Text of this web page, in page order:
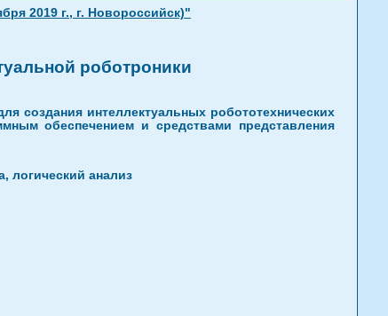
2019 г., г. Новороссийск)"
роботроники
создания интеллектуальных робототехнических
обеспечением и средствами представления
логический анализ